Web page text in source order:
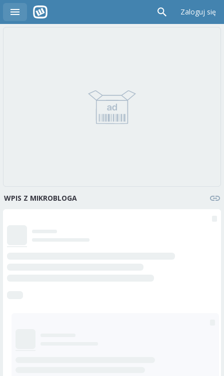
Zaloguj się
WPIS Z MIKROBLOGA